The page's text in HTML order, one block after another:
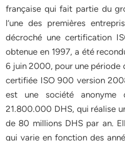
française qui fait partie du
l’une des premières
décroché une certification
obtenue en 1997, a été
6 juin 2000, pour une période
certifiée ISO 900 version
est une société
21.800.000 DHS, qui réalise
de 80 millions DHS par an.
qui varie en fonction des